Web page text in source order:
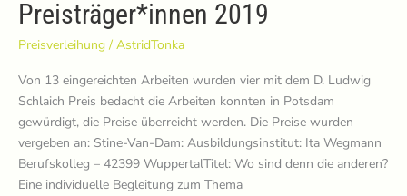
Preisträger*innen 2019
Preisverleihung / AstridTonka
Von 13 eingereichten Arbeiten wurden vier mit dem D. Ludwig
Schlaich Preis bedacht die Arbeiten konnten in Potsdam
gewürdigt, die Preise überreicht werden. Die Preise wurden
vergeben an: Stine-Van-Dam: Ausbildungsinstitut: Ita Wegmann
Berufskolleg – 42399 WuppertalTitel: Wo sind denn die anderen?
Eine individuelle Begleitung zum Thema